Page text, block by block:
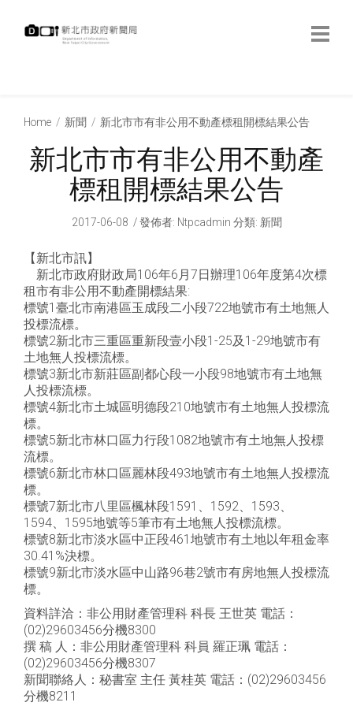
Home 新聞 新北市市有非公用不動產標租開標結果公告
新北市市有非公用不動產
標租開標結果公告
2017-06-08 發佈者: Ntpcadmin 分類: 新聞
【新北市訊】
新北市政府財政局106年6月7日辦理106年度第4次標
租市有非公用不動產開標結果:
標號1臺北市南港區玉成段二小段722地號市有土地無人
投標流標。
標號2新北市三重區重新段壹小段1-25及1-29地號市有
土地無人投標流標。
標號3新北市新莊區副都心段一小段98地號市有土地無
人投標流標。
標號4新北市土城區明德段210地號市有土地無人投標流
標。
標號5新北市林口區力行段1082地號市有土地無人投標
流標。
標號6新北市林口區麗林段493地號市有土地無人投標流
標。
標號7新北市八里區楓林段1591、1592、1593、
1594、1595地號等5筆市有土地無人投標流標。
標號8新北市淡水區中正段461地號市有土地以年租金率
30.41%決標。
標號9新北市淡水區中山路96巷2號市有房地無人投標流
標。
資料詳洽：非公用財產管理科 科長 王世英 電話：
(02)29603456分機8300
撰 稿 人：非公用財產管理科 科員 羅正珮 電話：
(02)29603456分機8307
新聞聯絡人：秘書室 主任 黃桂英 電話：(02)29603456
分機8211